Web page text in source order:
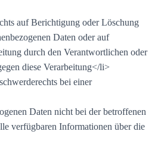
auf Berichtigung oder Löschung
Daten oder auf
durch den Verantwortlichen oder
diese Verarbeitung</li>
bei einer
Daten nicht bei der betroffenen
verfügbaren Informationen über die